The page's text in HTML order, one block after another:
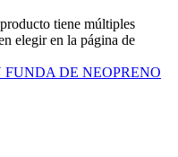
tiene múltiples
elegir en la página de